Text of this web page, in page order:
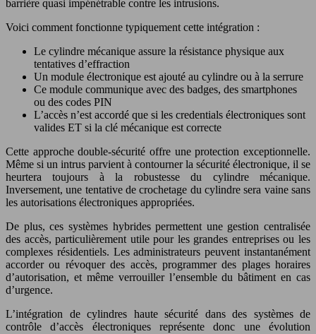
barrière quasi impénétrable contre les intrusions.
Voici comment fonctionne typiquement cette intégration :
Le cylindre mécanique assure la résistance physique aux
tentatives d’effraction
Un module électronique est ajouté au cylindre ou à la serrure
Ce module communique avec des badges, des smartphones
ou des codes PIN
L’accès n’est accordé que si les credentials électroniques sont
valides ET si la clé mécanique est correcte
Cette approche double-sécurité offre une protection exceptionnelle.
Même si un intrus parvient à contourner la sécurité électronique, il se
heurtera toujours à la robustesse du cylindre mécanique.
Inversement, une tentative de crochetage du cylindre sera vaine sans
les autorisations électroniques appropriées.
De plus, ces systèmes hybrides permettent une gestion centralisée
des accès, particulièrement utile pour les grandes entreprises ou les
complexes résidentiels. Les administrateurs peuvent instantanément
accorder ou révoquer des accès, programmer des plages horaires
d’autorisation, et même verrouiller l’ensemble du bâtiment en cas
d’urgence.
L’intégration de cylindres haute sécurité dans des systèmes de
contrôle d’accès électroniques représente donc une évolution